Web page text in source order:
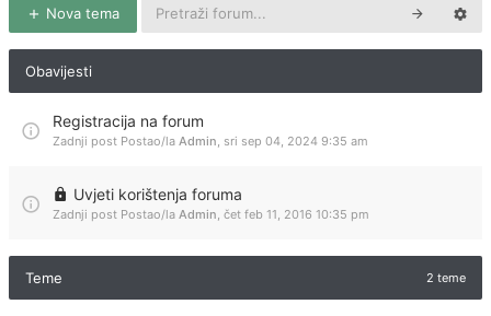
Nova tema
Obavijesti
Registracija na forum
Zadnji post Postao/la Admin, sri sep 04, 2024 9:35 am
Uvjeti korištenja foruma
Zadnji post Postao/la Admin, čet feb 11, 2016 10:35 pm
Teme 2 teme